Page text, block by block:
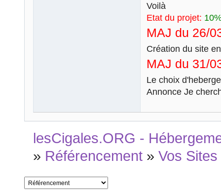
Voilà
Etat du projet:
MAJ du 26/
Création du site
MAJ du 31/
Le choix
Annonce Je
lesCigales.ORG -
» Référencement »Vos Sites